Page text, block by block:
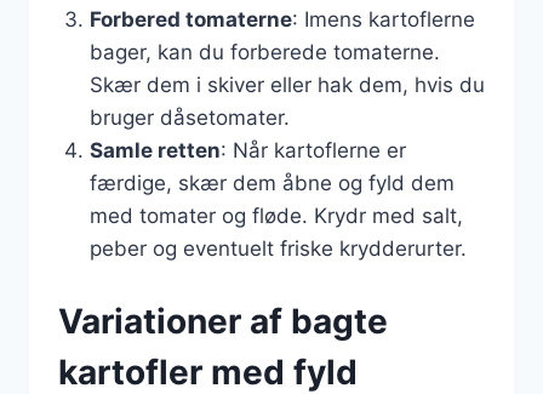
Forbered tomaterne: Imens kartoflerne
bager, kan du forberede tomaterne.
Skær dem i skiver eller hak dem, hvis du
bruger dåsetomater.
Samle retten: Når kartoflerne er
færdige, skær dem åbne og fyld dem
med tomater og fløde. Krydr med salt,
peber og eventuelt friske krydderurter.
Variationer af bagte
kartofler med fyld